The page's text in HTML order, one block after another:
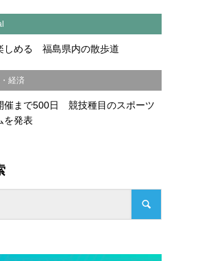
しめる 福島県内の散歩道
経済
催まで500日 競技種目のスポーツ
を発表